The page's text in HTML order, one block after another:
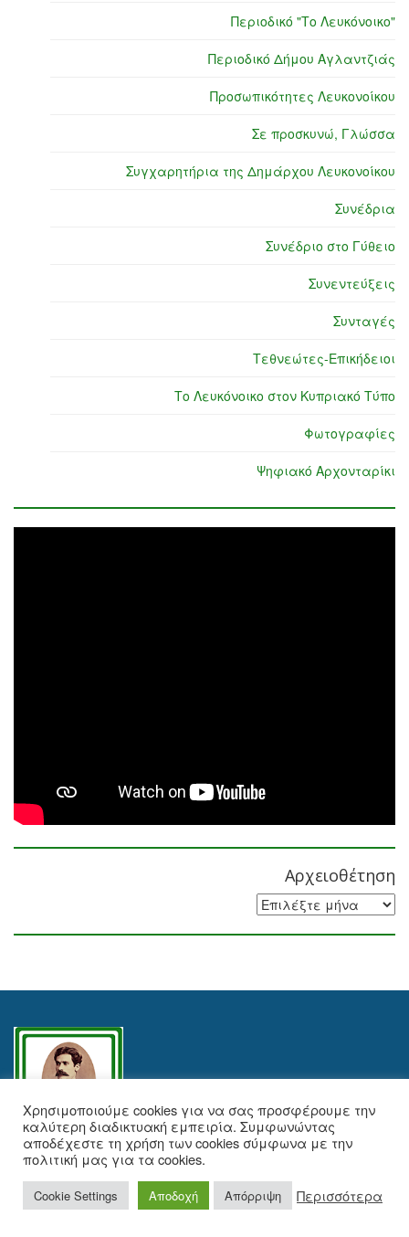
Περιοδικό "Το Λευκόνοικο"
Περιοδικό Δήμου Αγλαντζιάς
Προσωπικότητες Λευκονοίκου
Σε προσκυνώ, Γλώσσα
Συγχαρητήρια της Δημάρχου Λευκονοίκου
Συνέδρια
Συνέδριο στο Γύθειο
Συνεντεύξεις
Συνταγές
Τεθνεώτες-Επικήδειοι
Το Λευκόνοικο στον Κυπριακό Τύπο
Φωτογραφίες
Ψηφιακό Αρχονταρίκι
Αρχειοθέτηση
Αρχειοθέτηση
Δήμος Λευκονοίκου
lefkoniko@cytanet.com.cy
+357 22 462 951
Χρησιμοποιούμε cookies για να σας προσφέρουμε την
καλύτερη διαδικτυακή εμπειρία. Συμφωνώντας
αποδέχεστε τη χρήση των cookies σύμφωνα με την
πολιτική μας για τα cookies.
Cookie Settings Αποδοχή Απόρριψη Περισσότερα